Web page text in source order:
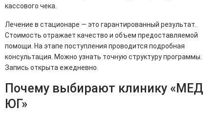
кассового чека.
Лечение в стационаре — это гарантированный результат.
Стоимость отражает качество и объем предоставляемой
помощи. На этапе поступления проводится подробная
консультация. Можно узнать точную структуру программы.
Запись открыта ежедневно.
Почему выбирают клинику «МЕД
ЮГ»